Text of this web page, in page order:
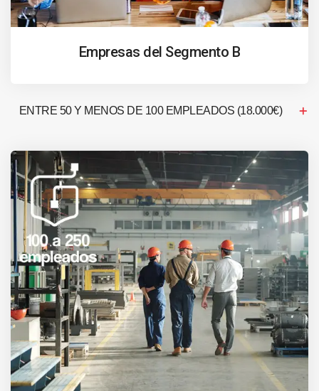
Empresas del Segmento B
ENTRE 50 Y MENOS DE 100 EMPLEADOS (18.000€)